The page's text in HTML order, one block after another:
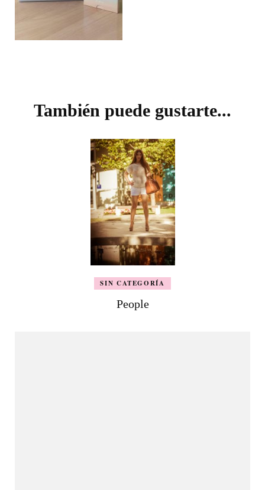
entradas
También puede gustarte...
SIN CATEGORÍA
People